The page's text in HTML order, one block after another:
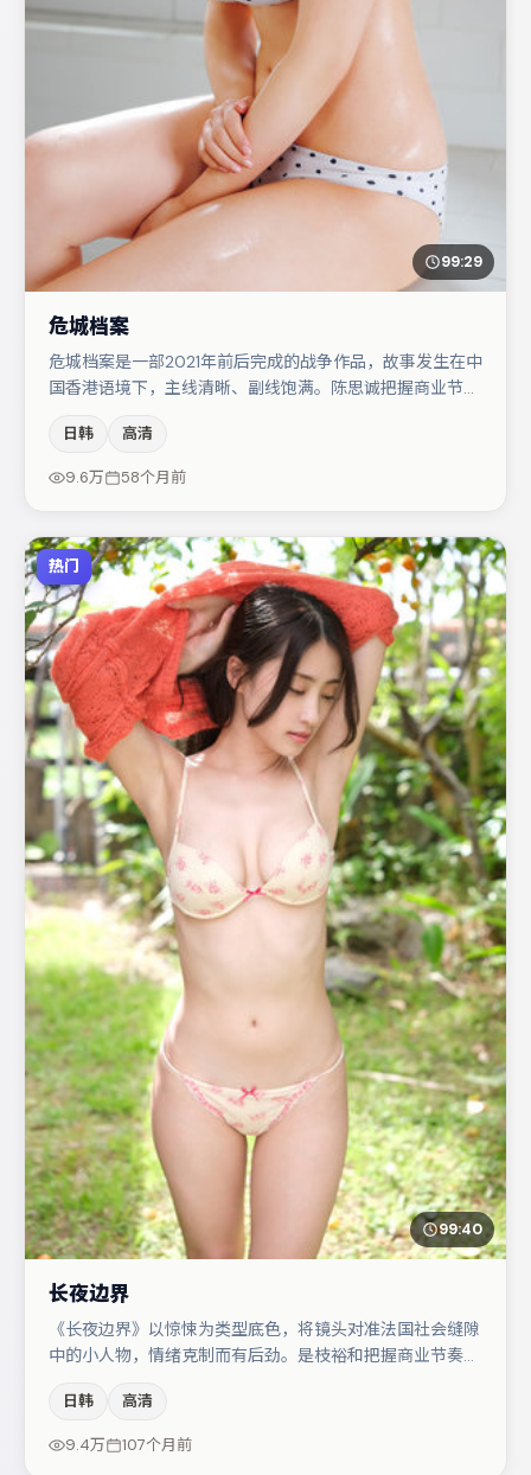
99:29
危城档案
危城档案是一部2021年前后完成的战争作品，故事发生在中
国香港语境下，主线清晰、副线饱满。陈思诚把握商业节奏
在片中承担叙事驱动，梁朝伟、木村拓哉分别提供反差与喜
剧/悬疑调剂（视场次而定）。整体完成度较高，适合周末
日韩 高清
9.6万 58个月前
热门
99:40
长夜边界
《长夜边界》以惊悚为类型底色，将镜头对准法国社会缝隙
中的小人物，情绪克制而有后劲。是枝裕和把握商业节奏的
容包括马丽、雷佳音、赵丽颖等，角色动机前后呼应，适合
喜欢抠台词与伏笔的观众。若你偏爱强类型与清晰主线，这
日韩 高清
9.4万 107个月前